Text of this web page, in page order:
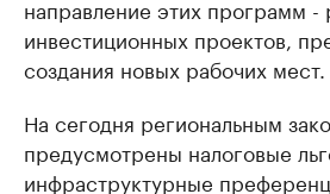
направление этих программ -
инвестиционных проектов,
создания новых рабочих мест.
На сегодня региональным
предусмотрены налоговые
инфраструктурные